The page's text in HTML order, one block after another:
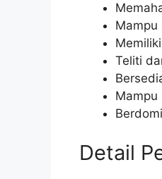
Mampu
Teliti
Detail